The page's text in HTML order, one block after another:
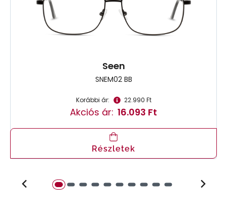
Seen
SNEM02 BB
Korábbi ár: 22.990 Ft
Akciós ár: 16.093 Ft
Részletek